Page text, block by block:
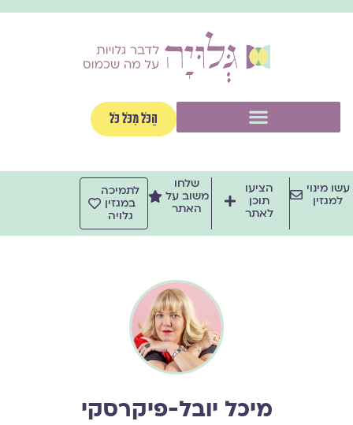
לתוכן
הַכֹּל מִכֹּל כֹּל
עשו מינוי
למגזין
הציעו
תוכן
לאתר
שלחו
משוב על
האתר
לתמיכה
במגזין
גלויה
מיכל יובל-פיקרסקי